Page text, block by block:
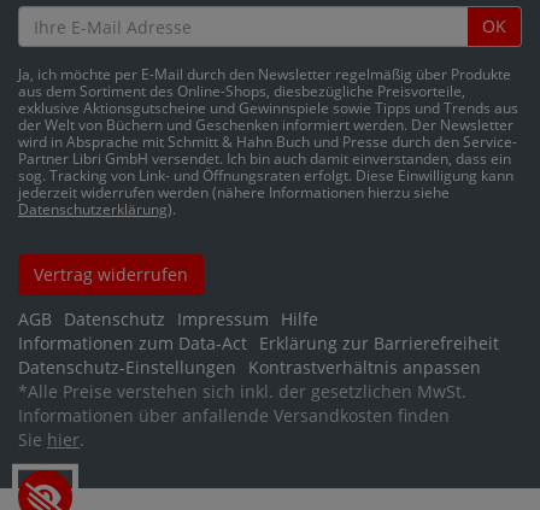
OK
Ja, ich möchte per E-Mail durch den Newsletter regelmäßig über Produkte
aus dem Sortiment des Online-Shops, diesbezügliche Preisvorteile,
exklusive Aktionsgutscheine und Gewinnspiele sowie Tipps und Trends aus
der Welt von Büchern und Geschenken informiert werden. Der Newsletter
wird in Absprache mit Schmitt & Hahn Buch und Presse durch den Service-
Partner Libri GmbH versendet. Ich bin auch damit einverstanden, dass ein
sog. Tracking von Link- und Öffnungsraten erfolgt. Diese Einwilligung kann
jederzeit widerrufen werden (nähere Informationen hierzu siehe
Datenschutzerklärung).
Vertrag widerrufen
AGB
Datenschutz Impressum
Hilfe
Informationen zum Data-Act Erklärung zur Barrierefreiheit
Datenschutz-Einstellungen
Kontrastverhältnis anpassen
*Alle Preise verstehen sich inkl. der gesetzlichen MwSt.
Informationen über anfallende Versandkosten finden
Sie hier.